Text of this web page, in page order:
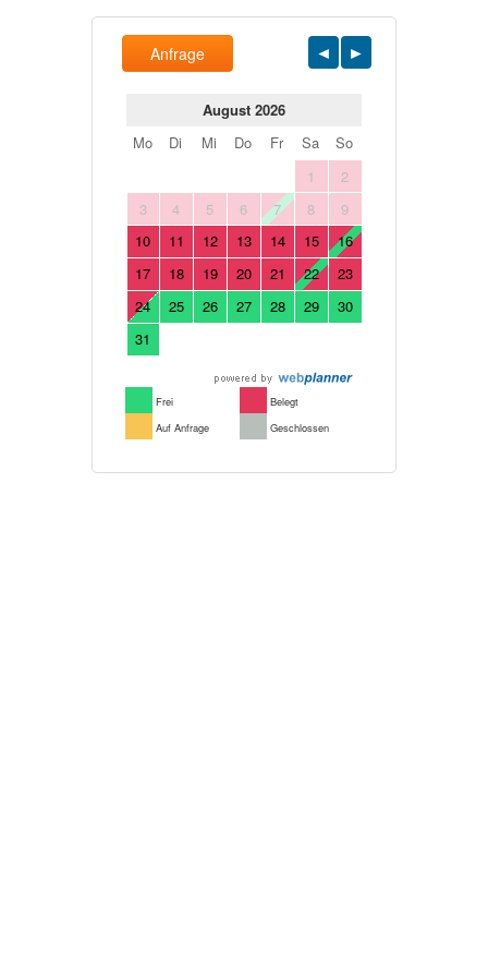
Anfrage
August 2026
Mo
Di Mi Do Fr Sa
So
1
2
3
4 5 6 7 8
9
10
11 12 13 14 15
16
17
18 19 20 21 22
23
24
25 26 27 28 29
30
31
Frei
Belegt
Auf Anfrage
Geschlossen